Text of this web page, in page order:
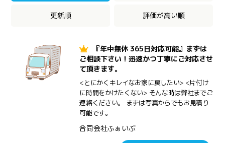
更新順 評価が高い順
『年中無休 365日対応可能』まずは
ご相談下さい！迅速かつ丁寧にご対応させ
て頂きます。
<とにかくキレイなお家に戻したい> <片付け
に時間をかけたくない> そんな時は弊社までご
連絡ください。 まずは写真からでもお見積り
可能です。
合同会社ふぁいぶ